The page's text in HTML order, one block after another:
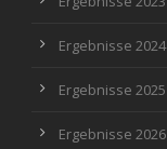
Ergebnisse 2024
Ergebnisse 2025
Ergebnisse 2026